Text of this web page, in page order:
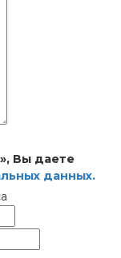
Вы даете
данных.